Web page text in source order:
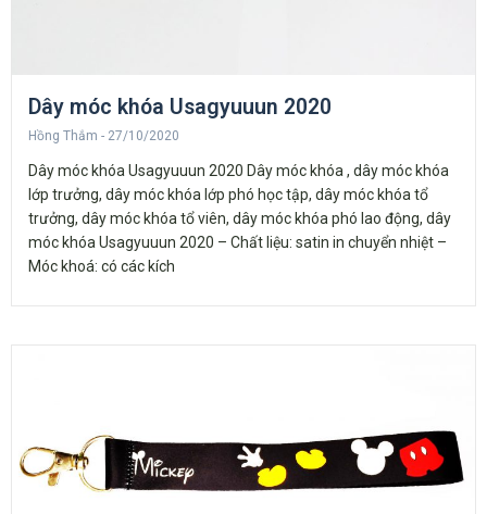
Dây móc khóa Usagyuuun 2020
Hồng Thắm 27/10/2020
Dây móc khóa Usagyuuun 2020 Dây móc khóa , dây móc khóa
lớp trưởng, dây móc khóa lớp phó học tập, dây móc khóa tổ
trưởng, dây móc khóa tổ viên, dây móc khóa phó lao động, dây
móc khóa Usagyuuun 2020 – Chất liệu: satin in chuyển nhiệt –
Móc khoá: có các kích